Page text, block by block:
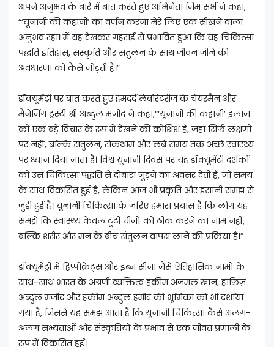
अपने अनुभव के बारे में बात करते हुए अभिनेता जिम सर्भ ने कहा,
“‘यूनानी की कहानी’ का वर्णन करना मेरे लिए एक सीखने वाला
अनुभव रहा। मैं यह देखकर गहराई से प्रभावित हुआ कि यह चिकित्सा
पद्धति इतिहास, संस्कृति और संतुलन के साथ जीवन जीने की
अवधारणा को कैसे जोड़ती है।”
डॉक्यूमेंट्री पर बात करते हुए हमदर्द लेबोरेटरीज के चेयरमैन और
मैनेजिंग ट्रस्टी श्री अब्दुल मजीद ने कहा,“‘यूनानी की कहानी’ इलाज
को एक बड़े विचार के रूप में देखने की कोशिश है, जहां सिर्फ लक्षणों
पर नहीं, बल्कि संतुलन, रोकथाम और लंबे समय तक अच्छे स्वास्थ्य
पर ध्यान दिया जाता है। विश्व यूनानी दिवस पर यह डॉक्यूमेंट्री दर्शकों
को उस चिकित्सा पद्धति से दोबारा जुड़ने का अवसर देती है, जो समय
के साथ विकसित हुई है, लेकिन आज भी प्रकृति और इंसानी समझ से
जुड़ी हुई है। यूनानी चिकित्सा के ज़रिए हमारा प्रयास है कि लोग यह
समझें कि स्वास्थ्य केवल टूटी चीज़ों को ठीक करने का नाम नहीं,
बल्कि शरीर और मन के बीच संतुलन वापस लाने की प्रक्रिया है।”
डॉक्यूमेंट्री में हिप्पोक्रेट्स और इब्न सीना जैसे ऐतिहासिक नामों के
साथ-साथ भारत के अग्रणी व्यक्तित्व हकीम अजमल ख़ान, हाफ़िज़
अब्दुल मजीद और हकीम अब्दुल हमीद की भूमिका को भी दर्शाया
गया है, जिससे यह समझ आता है कि यूनानी चिकित्सा कैसे अलग-
अलग सभ्यताओं और संस्कृतियों के प्रभाव से एक जीवंत प्रणाली के
रूप में विकसित हुई।